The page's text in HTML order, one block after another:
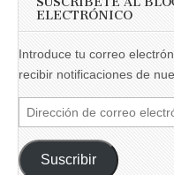
ELECTRÓNICO
Introduce tu correo
recibir notificaciones de
Dirección
de
correo
electrónico
Suscribir